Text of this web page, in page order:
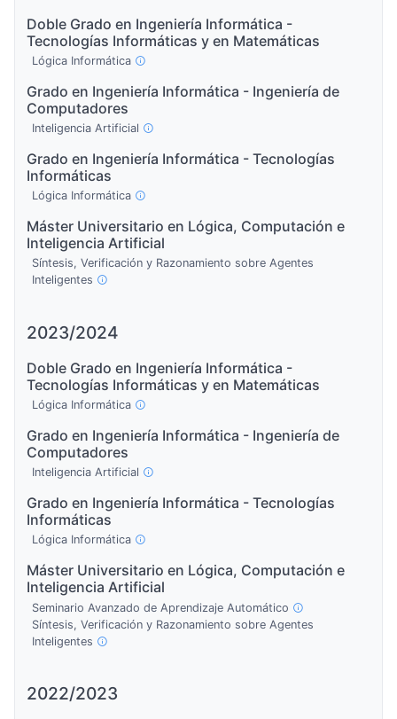
Doble Grado en Ingeniería Informática -
Tecnologías Informáticas y en Matemáticas
Lógica Informática
Grado en Ingeniería Informática - Ingeniería de
Computadores
Inteligencia Artificial
Grado en Ingeniería Informática - Tecnologías
Informáticas
Lógica Informática
Máster Universitario en Lógica, Computación e
Inteligencia Artificial
Síntesis, Verificación y Razonamiento sobre Agentes
Inteligentes
2023/2024
Doble Grado en Ingeniería Informática -
Tecnologías Informáticas y en Matemáticas
Lógica Informática
Grado en Ingeniería Informática - Ingeniería de
Computadores
Inteligencia Artificial
Grado en Ingeniería Informática - Tecnologías
Informáticas
Lógica Informática
Máster Universitario en Lógica, Computación e
Inteligencia Artificial
Seminario Avanzado de Aprendizaje Automático
Síntesis, Verificación y Razonamiento sobre Agentes
Inteligentes
2022/2023